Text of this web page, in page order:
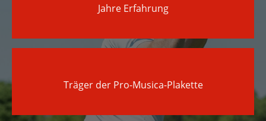
Jahre Erfahrung
Träger der Pro-Musica-Plakette